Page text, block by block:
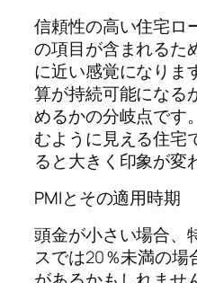
信頼性の高い住宅ロ
の項目が含まれるた
に近い感覚になりま
算が持続可能になる
めるかの分岐点です
むように見える住宅
ると大きく印象が変
PMIとその適用時期
頭金が小さい場合、
スでは20％未満の場